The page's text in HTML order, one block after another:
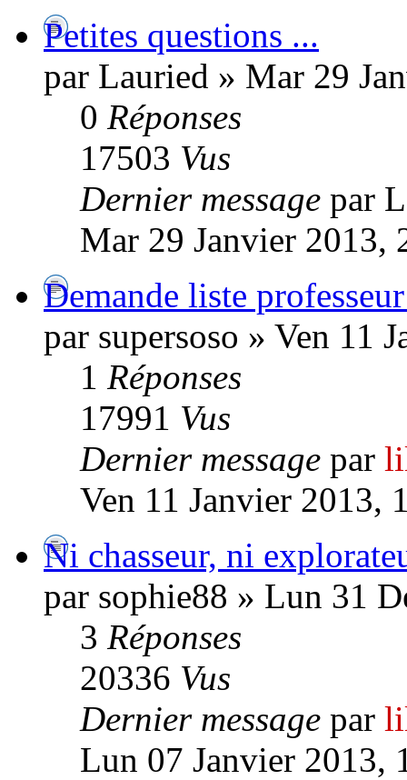
Petites questions ...
par Lauried » Mar 29
0 Réponses
17503 Vus
Dernier message par
Mar 29 Janvier 2013,
Demande liste
par supersoso » Ven 11
1 Réponses
17991 Vus
Dernier message par
Ven 11 Janvier 2013,
Ni chasseur, ni
par sophie88 » Lun 31
3 Réponses
20336 Vus
Dernier message par
Lun 07 Janvier 2013,